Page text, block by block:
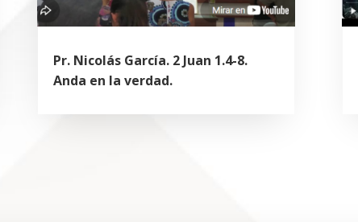
Pr. Nicolás García. 2 Juan 1.4-8.
Anda en la verdad.